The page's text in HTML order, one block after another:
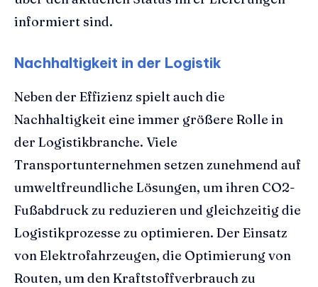
informiert sind.
Nachhaltigkeit in der Logistik
Neben der Effizienz spielt auch die
Nachhaltigkeit eine immer größere Rolle in
der Logistikbranche. Viele
Transportunternehmen setzen zunehmend auf
umweltfreundliche Lösungen, um ihren CO2-
Fußabdruck zu reduzieren und gleichzeitig die
Logistikprozesse zu optimieren. Der Einsatz
von Elektrofahrzeugen, die Optimierung von
Routen, um den Kraftstoffverbrauch zu